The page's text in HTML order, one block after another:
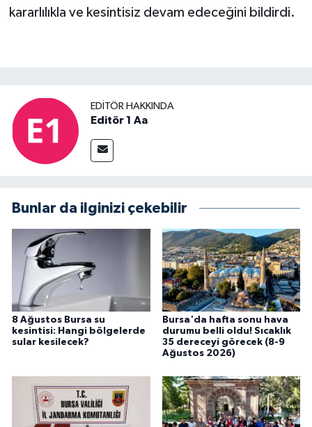
kararlılıkla ve kesintisiz devam edeceğini bildirdi.
EDITÖR HAKKINDA
Editör 1 Aa
Bunlar da ilginizi çekebilir
8 Ağustos Bursa su
kesintisi: Hangi bölgelerde
sular kesilecek?
Bursa'da hafta sonu hava
durumu belli oldu! Sıcaklık
35 dereceyi görecek (8-9
Ağustos 2026)